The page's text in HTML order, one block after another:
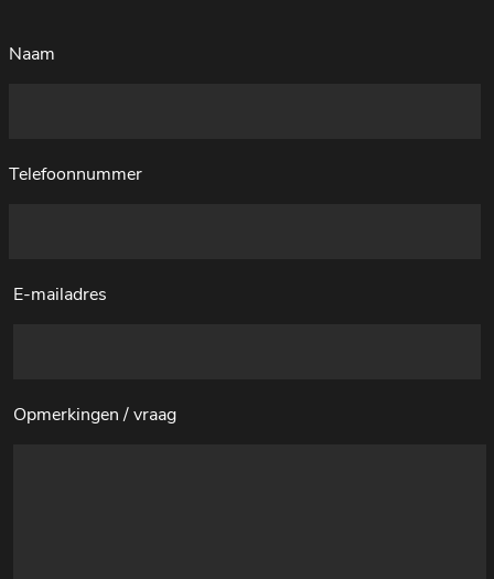
Naam
Telefoonnummer
E-mailadres
Opmerkingen / vraag